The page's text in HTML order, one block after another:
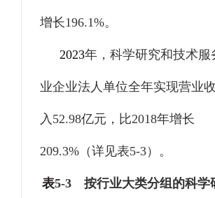
增长196.1%。
2023年，科学研究和技术服
业企业法人单位全年实现营业收
入 52.98亿元，比2018年增长
209.3% （详见表5-3）。
表5-3 按行业大类分组的科学